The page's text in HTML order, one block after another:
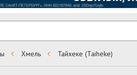
Хмель Тайхеке (Taiheke)